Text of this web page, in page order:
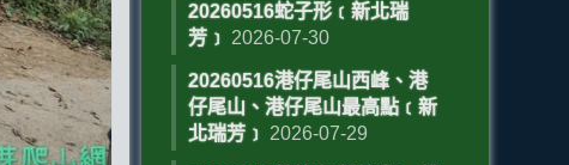
20260516蛇子形﹝新北瑞
芳﹞ 2026-07-30
20260516港仔尾山西峰、港
仔尾山、港仔尾山最高點﹝新
北瑞芳﹞ 2026-07-29